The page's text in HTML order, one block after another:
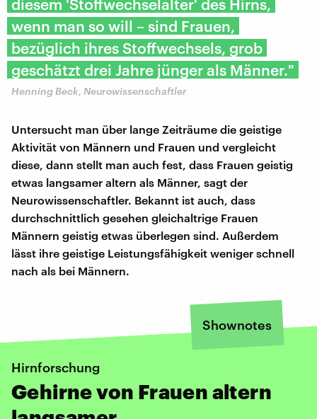
diesem 'Stoffwechselalter' des Hirns,
wenn man so will – sind Frauen,
bezüglich ihres Stoffwechsels, grob
geschätzt drei Jahre jünger als Männer."
Henning Beck, Neurowissenschaftler
Untersucht man über lange Zeiträume die geistige
Aktivität von Männern und Frauen und vergleicht
diese, dann stellt man auch fest, dass Frauen geistig
etwas langsamer altern als Männer, sagt der
Neurowissenschaftler. Bekannt ist auch, dass
durchschnittlich gesehen gleichaltrige Frauen
Männern geistig etwas überlegen sind. Außerdem
lässt ihre geistige Leistungsfähigkeit weniger schnell
nach als bei Männern.
Shownotes
Hirnforschung
Gehirne von Frauen altern